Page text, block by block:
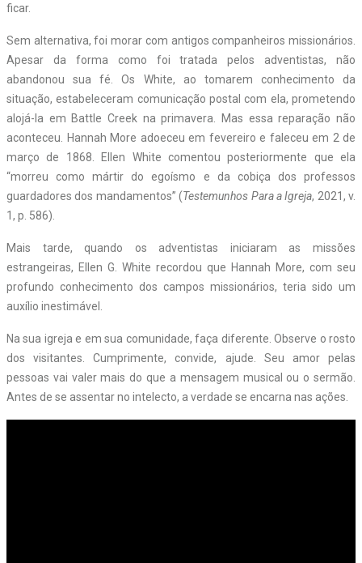
ficar.
Sem alternativa, foi morar com antigos companheiros missionários.
Apesar da forma como foi tratada pelos adventistas, não
abandonou sua fé. Os White, ao tomarem conhecimento da
situação, estabeleceram comunicação postal com ela, prometendo
alojá-la em Battle Creek na primavera. Mas essa reparação não
aconteceu. Hannah More adoeceu em fevereiro e faleceu em 2 de
março de 1868. Ellen White comentou posteriormente que ela
“morreu como mártir do egoísmo e da cobiça dos professos
guardadores dos mandamentos” (Testemunhos Para a Igreja, 2021, v.
1, p. 586).
Mais tarde, quando os adventistas iniciaram as missões
estrangeiras, Ellen G. White recordou que Hannah More, com seu
profundo conhecimento dos campos missionários, teria sido um
auxílio inestimável.
Na sua igreja e em sua comunidade, faça diferente. Observe o rosto
dos visitantes. Cumprimente, convide, ajude. Seu amor pelas
pessoas vai valer mais do que a mensagem musical ou o sermão.
Antes de se assentar no intelecto, a verdade se encarna nas ações.